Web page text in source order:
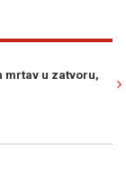
RECEPT STARI
od tikvica, i ne